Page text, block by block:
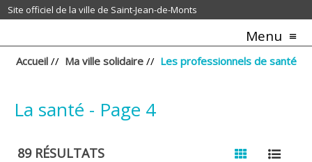
Site officiel de la ville de Saint-Jean-de-Monts
Menu
Accueil // Ma ville solidaire // Les professionnels de santé
La santé - Page 4
89RÉSULTATS